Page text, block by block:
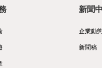
新聞
企業動
新聞稿